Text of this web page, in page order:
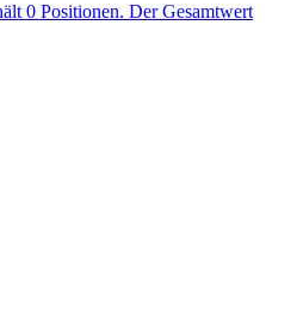
0 Positionen. Der Gesamtwert